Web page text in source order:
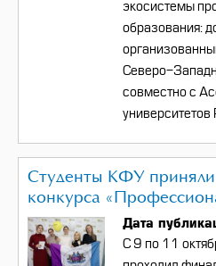
экосистемы
образования:
Северо-
совместно с
университетов
Студенты КФУ приняли
конкурса
Дата
С 9 по 11